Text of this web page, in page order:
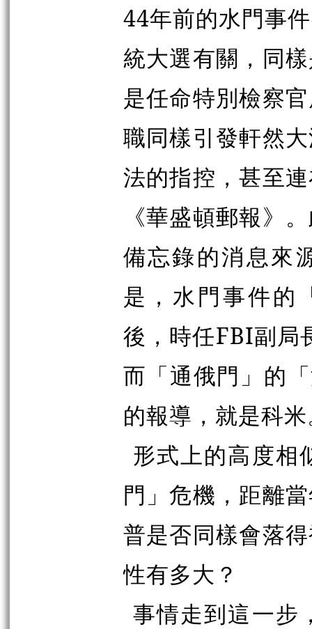
44年前的水門事
統大選有關，同
是任命特別檢察
職同樣引發軒然
法的指控，甚至
《華盛頓郵報》
備忘錄的消息來
是，水門事件的
後，時任FBI副
而「通俄門」的
的報導，就是科
形式上的高度相
門」危機，距離
普是否同樣會落
性有多大？
事情走到這一步